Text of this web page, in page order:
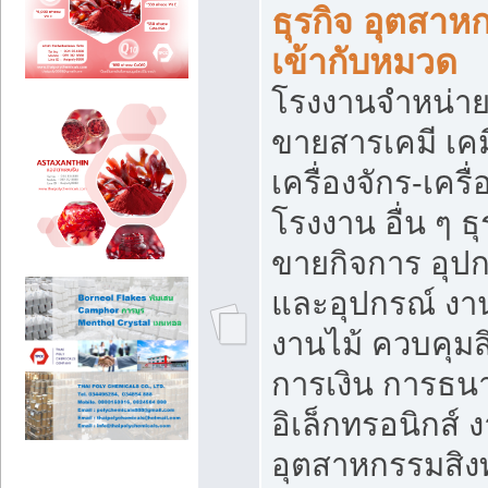
ธุรกิจ อุตสาห
เข้ากับหมวด
โรงงานจำหน่
ขายสารเคมี เ
เครื่องจักร-เค
โรงงาน อื่น ๆ
ขายกิจการ อุป
และอุปกรณ์ ง
งานไม้ ควบคุม
การเงิน การธ
อิเล็กทรอนิกส์
อุตสาหกรรมสิ